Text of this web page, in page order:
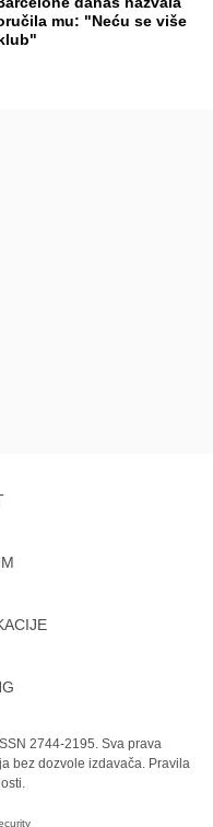
mu: "Neću se više
2744-2195. Sva prava
bez dozvole izdavača. Pravila